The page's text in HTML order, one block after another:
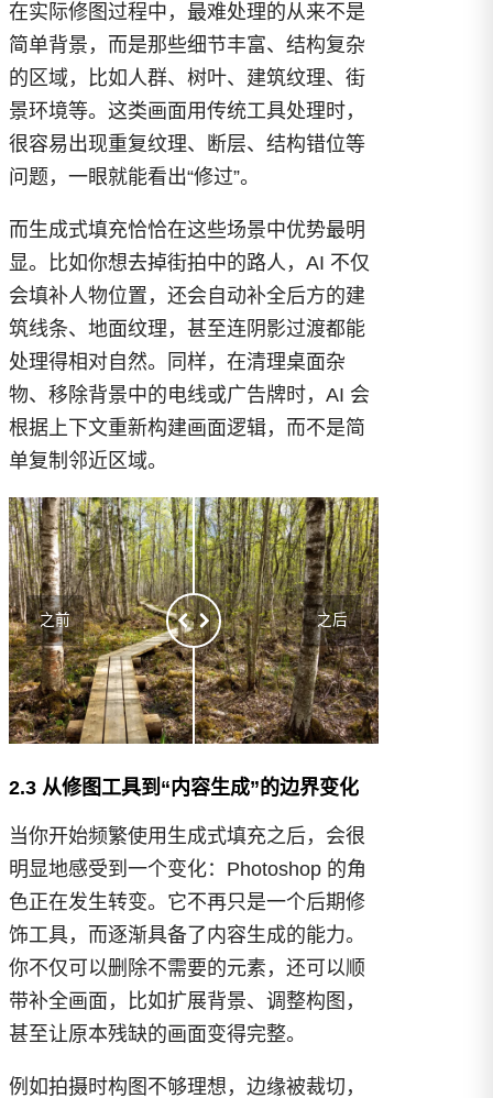
在实际修图过程中，最难处理的从来不是
简单背景，而是那些细节丰富、结构复杂
的区域，比如人群、树叶、建筑纹理、街
景环境等。这类画面用传统工具处理时，
很容易出现重复纹理、断层、结构错位等
问题，一眼就能看出“修过”。
而生成式填充恰恰在这些场景中优势最明
显。比如你想去掉街拍中的路人，AI 不仅
会填补人物位置，还会自动补全后方的建
筑线条、地面纹理，甚至连阴影过渡都能
处理得相对自然。同样，在清理桌面杂
物、移除背景中的电线或广告牌时，AI 会
根据上下文重新构建画面逻辑，而不是简
单复制邻近区域。
之前 之后
2.3 从修图工具到“内容生成”的边界变化
当你开始频繁使用生成式填充之后，会很
明显地感受到一个变化：Photoshop 的角
色正在发生转变。它不再只是一个后期修
饰工具，而逐渐具备了内容生成的能力。
你不仅可以删除不需要的元素，还可以顺
带补全画面，比如扩展背景、调整构图，
甚至让原本残缺的画面变得完整。
例如拍摄时构图不够理想，边缘被裁切，